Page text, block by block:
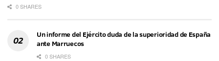
0 SHARES
Un informe del Ejército duda de la superioridad de España
ante Marruecos
0 SHARES